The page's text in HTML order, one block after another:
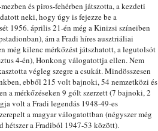
és piros-fehérben játszotta, a kezdeti
neki, hogy úgy is fejezze be a
1956. április 21-én még a Kinizsi színeiben
ám a Fradi híres ausztriáliai
még kilenc mérkőzést játszhatott, a legutolsót
4-én), Honkong válogatottja ellen. Nem
végleg szegre a csukát. Mindösszesen
ebből 215 volt bajnoki, 54 nemzetközi és
a mérkőzéseken 9 gólt szerzett (7 bajnoki, 2
volt a Fradi legendás 1948-49-es
a magyar válogatottban (négyszer még
a Fradiból 1947-53 között).